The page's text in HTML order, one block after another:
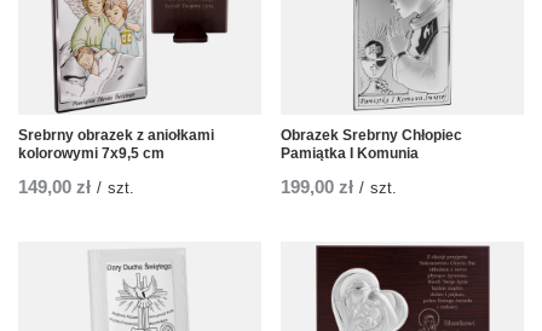
Srebrny obrazek z aniołkami
kolorowymi 7x9,5 cm
149,00 zł / szt.
Obrazek Srebrny Chłopiec
Pamiątka I Komunia
199,00 zł / szt.